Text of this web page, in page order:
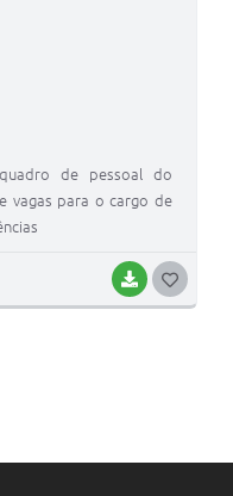
BAIXAR
I
de pessoal do
vagas para o cargo de